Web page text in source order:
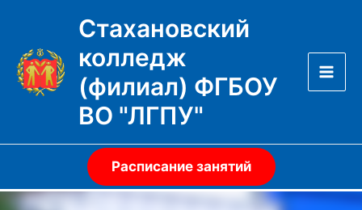
содержимому
Стахановский
колледж
(филиал) ФГБОУ
ВО "ЛГПУ"
Расписание занятий